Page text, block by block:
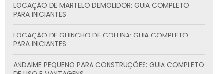
LOCAÇÃO DE MARTELO DEMOLIDOR: GUIA COMPLETO
PARA INICIANTES
LOCAÇÃO DE GUINCHO DE COLUNA: GUIA COMPLETO
PARA INICIANTES
ANDAIME PEQUENO PARA CONSTRUÇÕES: GUIA COMPLETO